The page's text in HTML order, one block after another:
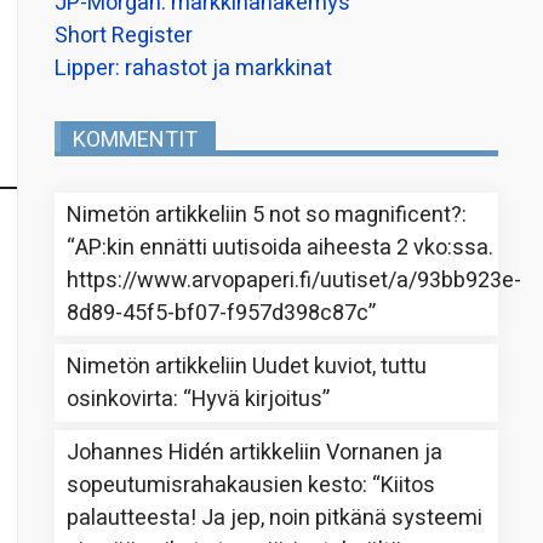
Short Register
Lipper: rahastot ja markkinat
KOMMENTIT
Nimetön artikkeliin 5 not so magnificent?:
“AP:kin ennätti uutisoida aiheesta 2 vko:ssa.
https://www.arvopaperi.fi/uutiset/a/93bb923e-
8d89-45f5-bf07-f957d398c87c”
Nimetön artikkeliin Uudet kuviot, tuttu
osinkovirta: “Hyvä kirjoitus”
Johannes Hidén artikkeliinVornanen ja
sopeutumisrahakausien kesto: “Kiitos
palautteesta! Ja jep, noin pitkänä systeemi